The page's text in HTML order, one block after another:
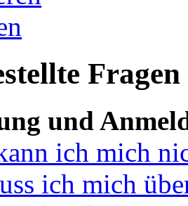
Fragen
und
ich mich
ich mich